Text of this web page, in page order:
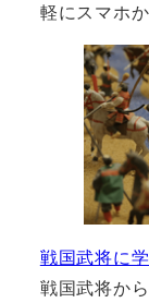
軽にスマホ
戦国武将に
戦国武将か